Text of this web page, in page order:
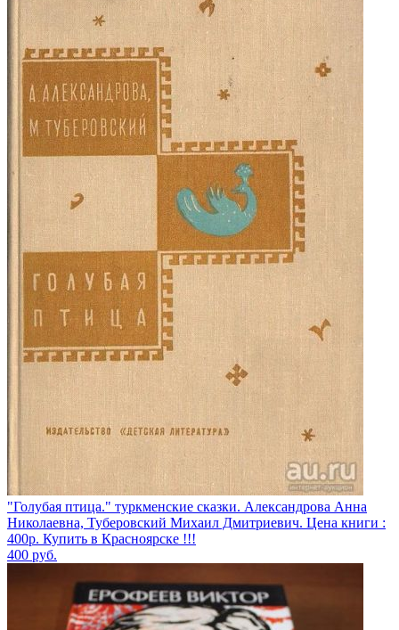
"Голубая птица." туркменские сказки. Александрова Анна
Николаевна, Туберовский Михаил Дмитриевич. Цена книги :
400р. Купить в Красноярске !!!
400 руб.